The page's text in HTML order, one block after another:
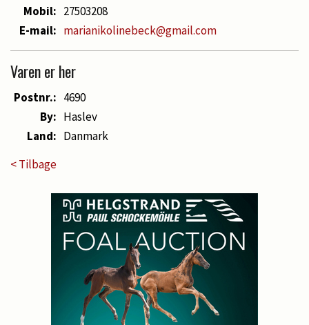
Mobil: 27503208
E-mail: marianikolinebeck@gmail.com
Varen er her
Postnr.: 4690
By: Haslev
Land: Danmark
< Tilbage